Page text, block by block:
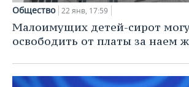
Общество 22 янв, 17:59
Малоимущих детей-сирот
освободить от платы за наем